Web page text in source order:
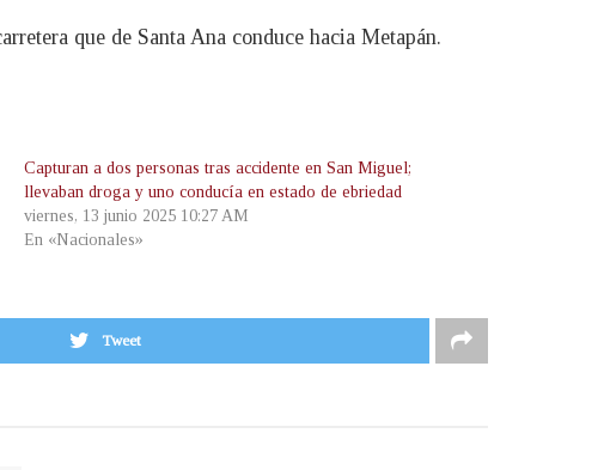
que de Santa Ana conduce hacia Metapán.
Capturan a dos personas tras accidente en San Miguel;
llevaban droga y uno conducía en estado de ebriedad
viernes, 13 junio 2025 10:27 AM
En «Nacionales»
Tweet